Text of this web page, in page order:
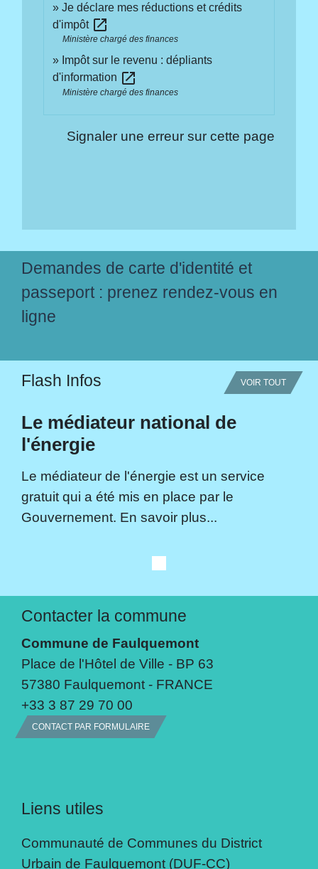
Je déclare mes réductions et crédits
d'impôt open_in_new
Ministère chargé des finances
Impôt sur le revenu : dépliants
d'information open_in_new
Ministère chargé des finances
Signaler une erreur sur cette page
Demandes de carte d'identité et
passeport : prenez rendez-vous en
ligne
Flash Infos VOIR TOUT
Le médiateur national de
l'énergie
Le médiateur de l'énergie est un service
gratuit qui a été mis en place par le
Gouvernement. En savoir plus...
Contacter la commune
Commune de Faulquemont
Place de l'Hôtel de Ville - BP 63
57380 Faulquemont - FRANCE
+33 3 87 29 70 00
CONTACT PAR FORMULAIRE
Liens utiles
Communauté de Communes du District
Urbain de Faulquemont (DUF-CC)